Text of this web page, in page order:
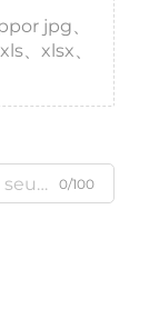
jpg、
、xlsx、
0/100